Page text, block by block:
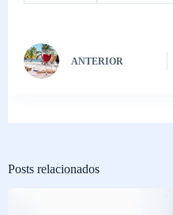
ANTERIOR
Posts relacionados